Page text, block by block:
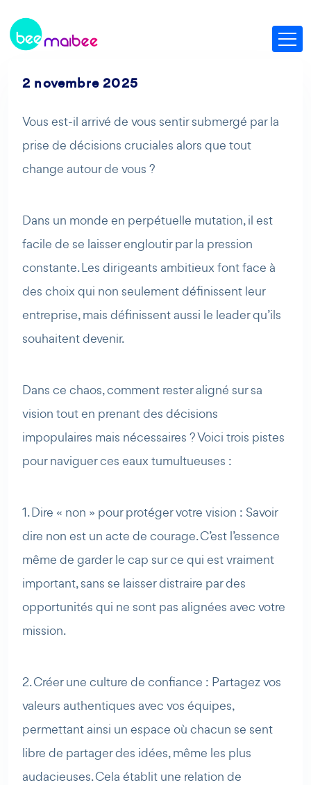
2 novembre 2025
Vous est-il arrivé de vous sentir submergé par la
prise de décisions cruciales alors que tout
change autour de vous ?
Dans un monde en perpétuelle mutation, il est
facile de se laisser engloutir par la pression
constante. Les dirigeants ambitieux font face à
des choix qui non seulement définissent leur
entreprise, mais définissent aussi le leader qu’ils
souhaitent devenir.
Dans ce chaos, comment rester aligné sur sa
vision tout en prenant des décisions
impopulaires mais nécessaires ? Voici trois pistes
pour naviguer ces eaux tumultueuses :
1. Dire « non » pour protéger votre vision : Savoir
dire non est un acte de courage. C’est l’essence
même de garder le cap sur ce qui est vraiment
important, sans se laisser distraire par des
opportunités qui ne sont pas alignées avec votre
mission.
2. Créer une culture de confiance : Partagez vos
valeurs authentiques avec vos équipes,
permettant ainsi un espace où chacun se sent
libre de partager des idées, même les plus
audacieuses. Cela établit une relation de
Maibee AI Agent
Bonjour ! Comment puis-je vous aider aujourd'hui ? Voulez-
vous essayer Maibee, demander des renseignements, ou
prendre rendez-vous avec nous ?